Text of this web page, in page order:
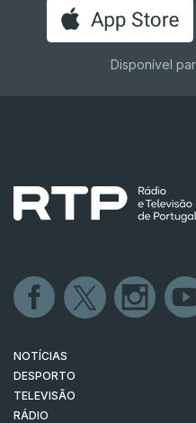
Disponível
NOTÍCIAS
DESPORTO
TELEVISÃO
RÁDIO